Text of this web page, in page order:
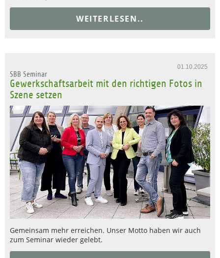
WEITERLESEN..
01.10.2025
SBB Seminar
Gewerkschaftsarbeit mit den richtigen Fotos in
Szene setzen
Gemeinsam mehr erreichen. Unser Motto haben wir auch
zum Seminar wieder gelebt.